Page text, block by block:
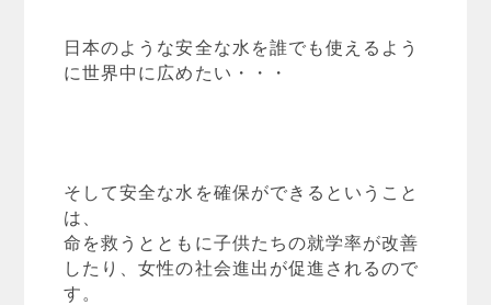
日本のような安全な水を誰でも使えるよう
に世界中に広めたい・・・
そして安全な水を確保ができるということ
は、
命を救うとともに子供たちの就学率が改善
したり、女性の社会進出が促進されるので
す。